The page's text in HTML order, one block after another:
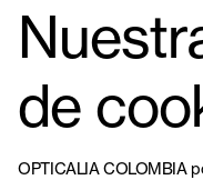
de
OPTICALIA COLOMBIA